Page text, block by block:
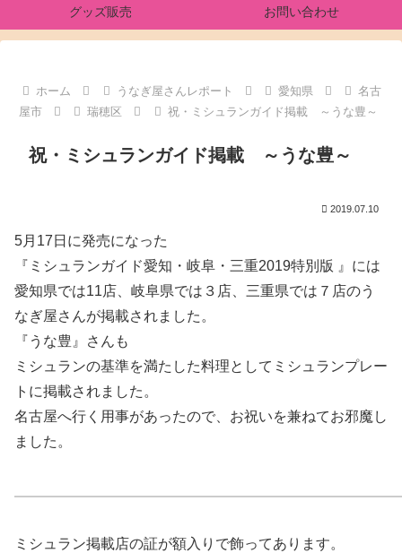
グッズ販売 お問い合わせ
ホーム うなぎ屋さんレポート 愛知県
名古
屋市
瑞穂区 祝・ミシュランガイド掲載 ～うな豊～
祝・ミシュランガイド掲載 ～うな豊～
2019.07.10
5月17日に発売になった
『ミシュランガイド愛知・岐阜・三重2019特別版 』には
愛知県では11店、岐阜県では３店、三重県では７店のう
なぎ屋さんが掲載されました。
『うな豊』さんも
ミシュランの基準を満たした料理としてミシュランプレー
トに掲載されました。
名古屋へ行く用事があったので、お祝いを兼ねてお邪魔し
ました。
ミシュラン掲載店の証が額入りで飾ってあります。